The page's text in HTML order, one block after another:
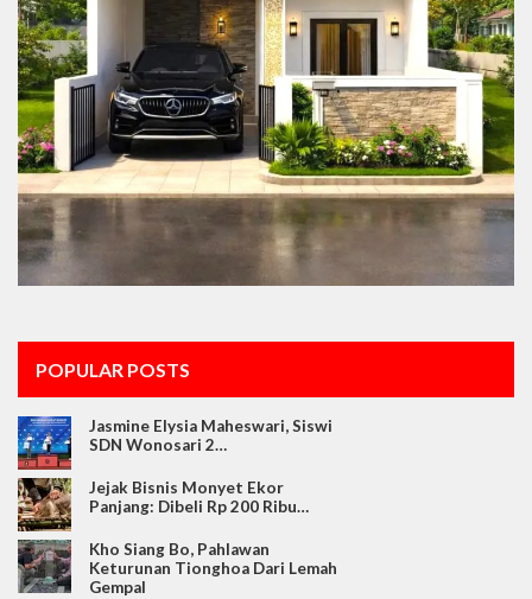
POPULAR POSTS
Jasmine Elysia Maheswari, Siswi
SDN Wonosari 2…
Jejak Bisnis Monyet Ekor
Panjang: Dibeli Rp 200 Ribu…
Kho Siang Bo, Pahlawan
Keturunan Tionghoa Dari Lemah
Gempal